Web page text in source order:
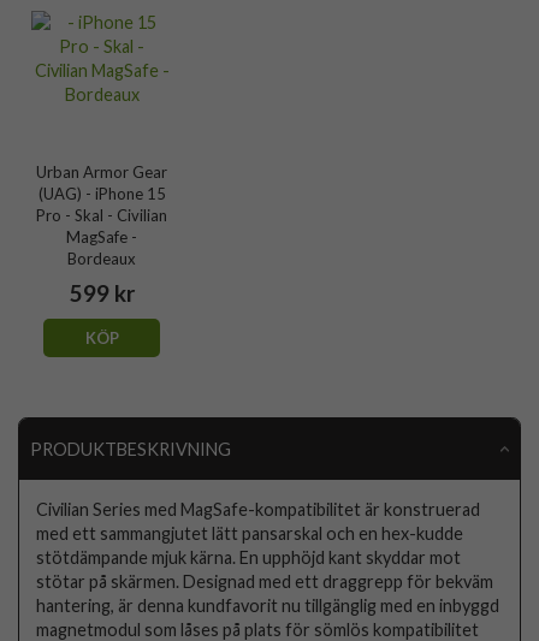
Urban Armor Gear
(UAG) - iPhone 15
Pro - Skal - Civilian
MagSafe -
Bordeaux
599 kr
KÖP
PRODUKTBESKRIVNING
Civilian Series med MagSafe-kompatibilitet är konstruerad
med ett sammangjutet lätt pansarskal och en hex-kudde
stötdämpande mjuk kärna. En upphöjd kant skyddar mot
stötar på skärmen. Designad med ett draggrepp för bekväm
hantering, är denna kundfavorit nu tillgänglig med en inbyggd
magnetmodul som låses på plats för sömlös kompatibilitet